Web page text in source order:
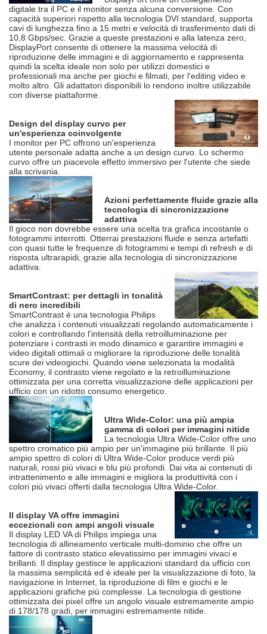
digitale tra il PC e il monitor senza alcuna conversione. Con
capacità superiori rispetto alla tecnologia DVI standard, supporta
cavi di lunghezza fino a 15 metri e velocità di trasferimento dati di
10,8 Gbps/sec. Grazie a queste prestazioni e alla latenza zero,
DisplayPort consente di ottenere la massima velocità di
riproduzione delle immagini e di aggiornamento e rappresenta
quindi la scelta ideale non solo per utilizzi domestici e
professionali ma anche per giochi e filmati, per l'editing video e
molto altro. Gli adattatori disponibili lo rendono inoltre utilizzabile
con diverse piattaforme.
Design del display curvo per
un'esperienza coinvolgente
I monitor per PC offrono un'esperienza
utente personale adatta anche a un design curvo. Lo schermo
curvo offre un piacevole effetto immersivo per l'utente che siede
alla scrivania.
Azioni perfettamente fluide grazie alla
tecnologia di sincronizzazione
adattiva
Il gioco non dovrebbe essere una scelta tra grafica incostante o
fotogrammi interrotti. Otterrai prestazioni fluide e senza artefatti
con quasi tutte le frequenze di fotogrammi e tempi di refresh e di
risposta ultrarapidi, grazie alla tecnologia di sincronizzazione
adattiva.
SmartContrast: per dettagli in tonalità
di nero incredibili
SmartContrast è una tecnologia Philips
che analizza i contenuti visualizzati regolando automaticamente i
colori e controllando l'intensità della retroilluminazione per
potenziare i contrasti in modo dinamico e garantire immagini e
video digitali ottimali o migliorare la riproduzione delle tonalità
scure dei videogiochi. Quando viene selezionata la modalità
Economy, il contrasto viene regolato e la retroilluminazione
ottimizzata per una corretta visualizzazione delle applicazioni per
ufficio con un ridotto consumo energetico.
Ultra Wide-Color: una più ampia
gamma di colori per immagini nitide
La tecnologia Ultra Wide-Color offre uno
spettro cromatico più ampio per un'immagine più brillante. Il più
ampio spettro di colori di Ultra Wide-Color produce verdi più
naturali, rossi più vivaci e blu più profondi. Dai vita ai contenuti di
intrattenimento e alle immagini e migliora la produttività con i
colori più vivaci offerti dalla tecnologia Ultra Wide-Color.
Il display VA offre immagini
eccezionali con ampi angoli visuale
Il display LED VA di Philips impiega una
tecnologia di allineamento verticale multi-dominio che offre un
fattore di contrasto statico elevatissimo per immagini vivaci e
brillanti. Il display gestisce le applicazioni standard da ufficio con
la massima semplicità ed è ideale per la visualizzazione di foto, la
navigazione in Internet, la riproduzione di film e giochi e le
applicazioni grafiche più complesse. La tecnologia di gestione
ottimizzata dei pixel offre un angolo visuale estremamente ampio
di 178/178 gradi, per immagini estremamente nitide.